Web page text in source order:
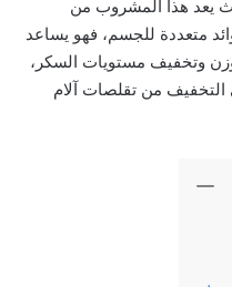
يعد هذا المشروب من
متعددة للجسم، فهو يساعد
وتخفيف مستويات السكر،
التخفيف من تقلصات آلام